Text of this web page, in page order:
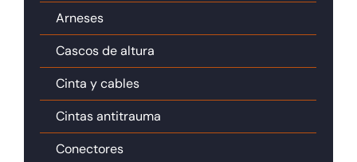
Arneses
Cascos de altura
Cinta y cables
Cintas antitrauma
Conectores